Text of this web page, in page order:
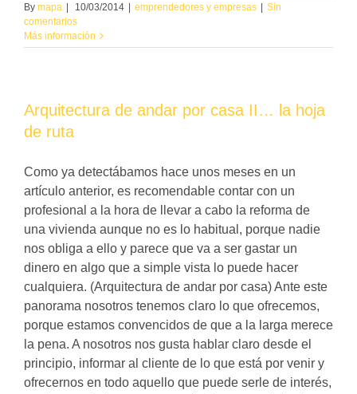
By mapa 10/03/2014 emprendedores y empresas
Sin
comentarios
Más información
Arquitectura de andar por casa II… la hoja
de ruta
Como ya detectábamos hace unos meses en un
artículo anterior, es recomendable contar con un
profesional a la hora de llevar a cabo la reforma de
una vivienda aunque no es lo habitual, porque nadie
nos obliga a ello y parece que va a ser gastar un
dinero en algo que a simple vista lo puede hacer
cualquiera. (Arquitectura de andar por casa) Ante este
panorama nosotros tenemos claro lo que ofrecemos,
porque estamos convencidos de que a la larga merece
la pena. A nosotros nos gusta hablar claro desde el
principio, informar al cliente de lo que está por venir y
ofrecernos en todo aquello que puede serle de interés,